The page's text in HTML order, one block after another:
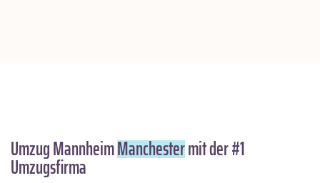
Umzug MannheimManchestermit der #1
Umzugsfirma